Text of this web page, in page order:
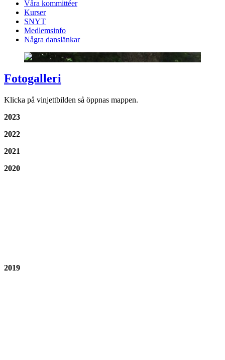
Våra kommittéer
Kurser
SNYT
Medlemsinfo
Några danslänkar
Fotogalleri
Klicka på vinjettbilden så öppnas mappen.
2023
2022
2021
2020
2019